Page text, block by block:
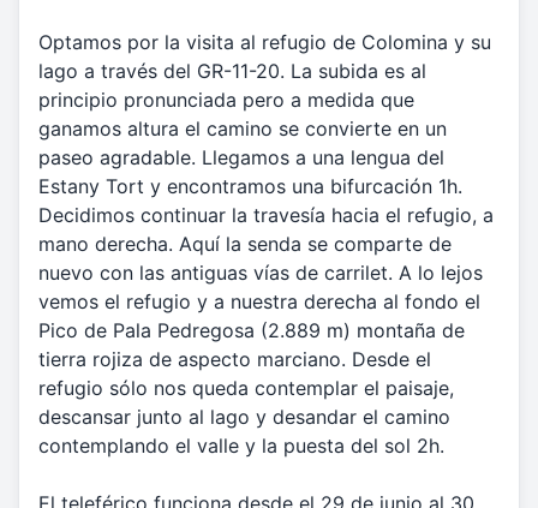
Optamos por la visita al refugio de Colomina y su
lago a través del GR-11-20. La subida es al
principio pronunciada pero a medida que
ganamos altura el camino se convierte en un
paseo agradable. Llegamos a una lengua del
Estany Tort y encontramos una bifurcación 1h.
Decidimos continuar la travesía hacia el refugio, a
mano derecha. Aquí la senda se comparte de
nuevo con las antiguas vías de carrilet. A lo lejos
vemos el refugio y a nuestra derecha al fondo el
Pico de Pala Pedregosa (2.889 m) montaña de
tierra rojiza de aspecto marciano. Desde el
refugio sólo nos queda contemplar el paisaje,
descansar junto al lago y desandar el camino
contemplando el valle y la puesta del sol 2h.